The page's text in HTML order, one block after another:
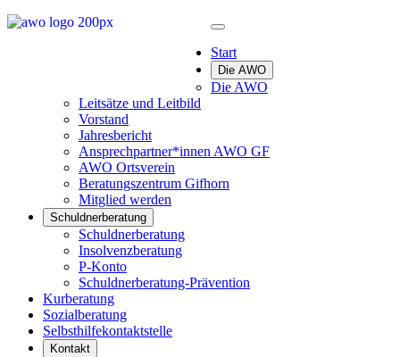
Start
Die AWO
Die AWO
Leitsätze und Leitbild
Vorstand
Jahresbericht
Ansprechpartner*innen AWO GF
AWO Ortsverein
Beratungszentrum Gifhorn
Mitglied werden
Schuldnerberatung
Schuldnerberatung
Insolvenzberatung
P-Konto
Schuldnerberatung-Prävention
Kurberatung
Sozialberatung
Selbsthilfekontaktstelle
Kontakt